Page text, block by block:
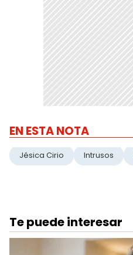
EN ESTA NOTA
Jésica Cirio Intrusos